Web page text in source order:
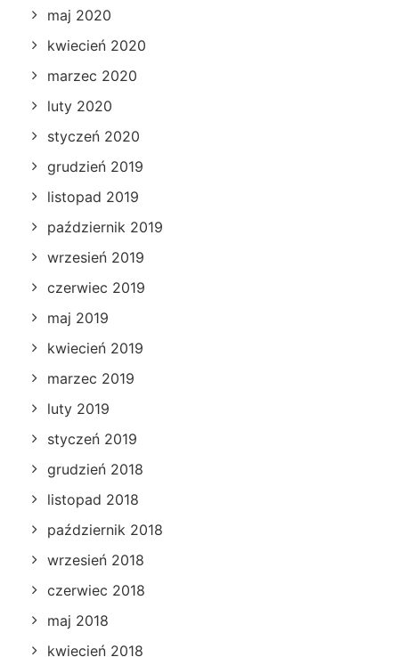
maj 2020
kwiecień 2020
marzec 2020
luty 2020
styczeń 2020
grudzień 2019
listopad 2019
październik 2019
wrzesień 2019
czerwiec 2019
maj 2019
kwiecień 2019
marzec 2019
luty 2019
styczeń 2019
grudzień 2018
listopad 2018
październik 2018
wrzesień 2018
czerwiec 2018
maj 2018
kwiecień 2018